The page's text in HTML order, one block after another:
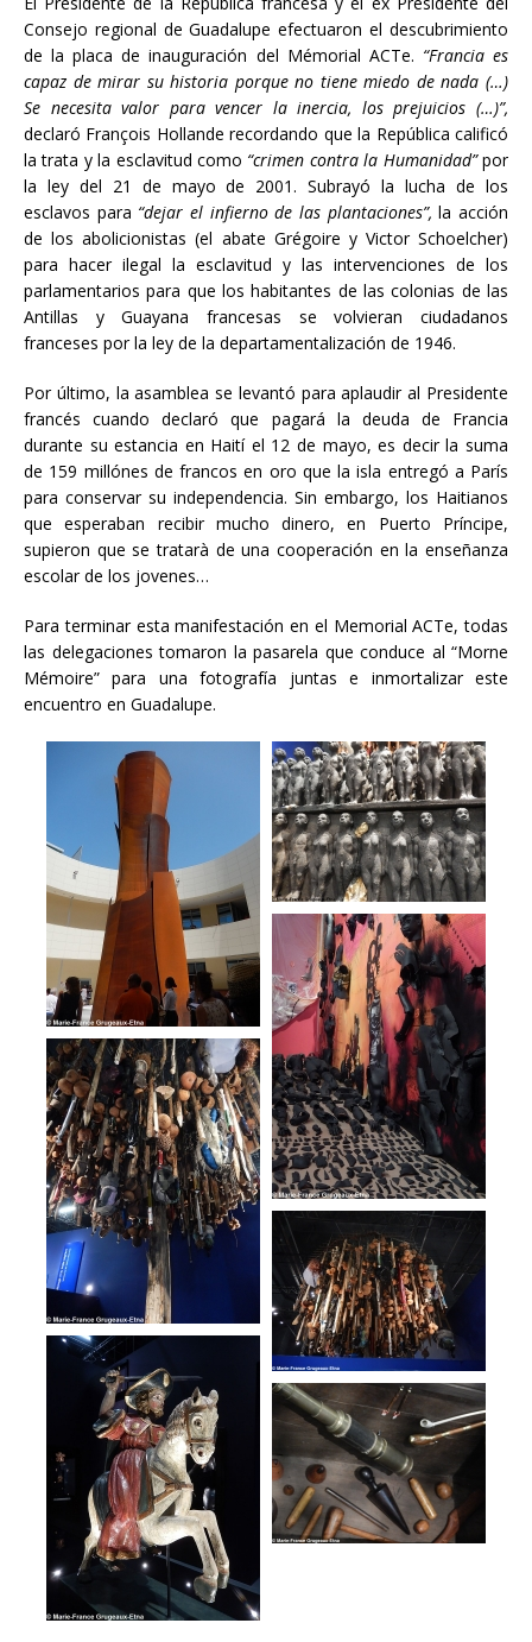
Consejo regional de Guadalupe efectuaron el descubrimiento
de la placa de inauguración del Mémorial ACTe. “Francia es
capaz de mirar su historia porque no tiene miedo de nada (…)
Se necesita valor para vencer la inercia, los prejuicios (…)”,
declaró François Hollande recordando que la República calificó
la trata y la esclavitud como “crimen contra la Humanidad”por
la ley del 21 de mayo de 2001. Subrayó la lucha de los
esclavos para “dejar el infierno de las plantaciones”,la acción
de los abolicionistas (el abate Grégoire y Victor Schoelcher)
para hacer ilegal la esclavitud y las intervenciones de los
parlamentarios para que los habitantes de las colonias de las
Antillas y Guayana francesas se volvieran ciudadanos
franceses por la ley de la departamentalización de 1946.
Por último, la asamblea se levantó para aplaudir al Presidente
francés cuando declaró que pagará la deuda de Francia
durante su estancia en Haití el 12 de mayo, es decir la suma
de 159 millónes de francos en oro que la isla entregó a París
para conservar su independencia. Sin embargo, los Haitianos
que esperaban recibir mucho dinero, en Puerto Príncipe,
supieron que se tratarà de una cooperación en la enseñanza
escolar de los jovenes…
Para terminar esta manifestación en el Memorial ACTe, todas
las delegaciones tomaron la pasarela que conduce al “Morne
Mémoire” para una fotografía juntas e inmortalizar este
encuentro en Guadalupe.